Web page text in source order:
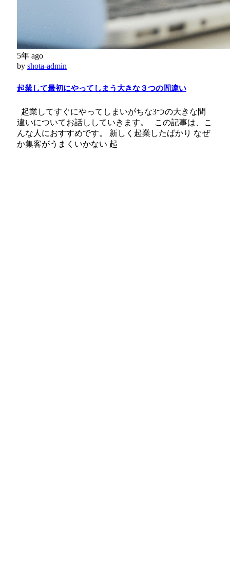
5年 ago
by shota-admin
起業して最初にやってしまう大きな３つの間違い
起業してすぐにやってしまいがちな3つの大きな間
違いについてお話ししていきます。 この記事は、こ
んな人におすすめです。 新しく起業したばかり なぜ
か集客がうまくいかない 起